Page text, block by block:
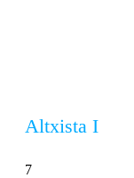
Altxista I
7